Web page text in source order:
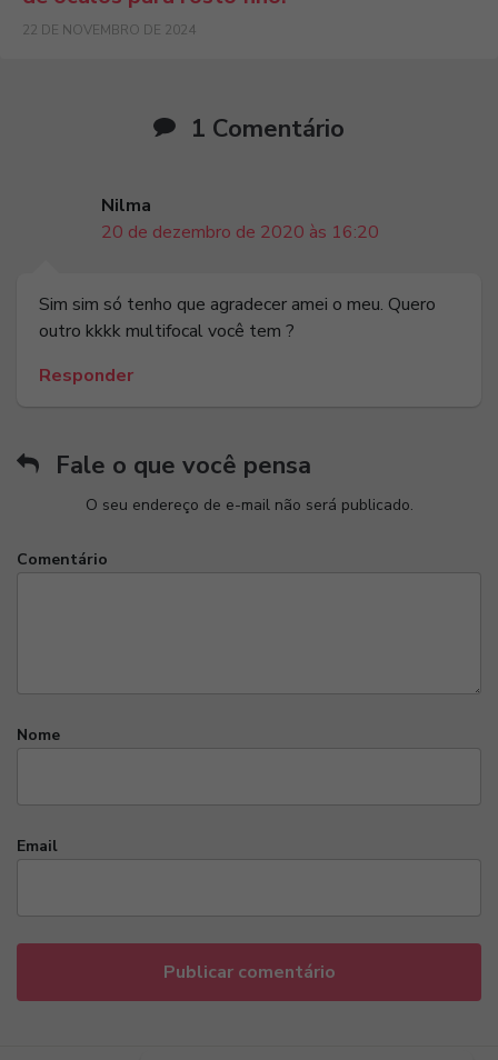
22 DE NOVEMBRO DE 2024
1 Comentário
Nilma
20 de dezembro de 2020 às 16:20
Sim sim só tenho que agradecer amei o meu. Quero
outro kkkk multifocal você tem ?
Responder
Fale o que você pensa
O seu endereço de e-mail não será publicado.
Nome
Email
Comentário